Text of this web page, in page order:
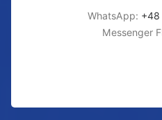
WhatsApp:
Messenger